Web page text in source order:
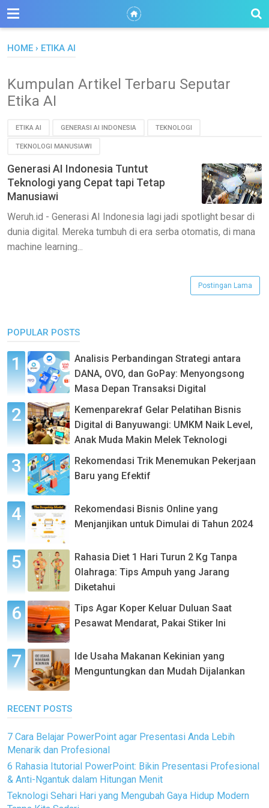
HOME › ETIKA AI
Kumpulan Artikel Terbaru Seputar
Etika AI
ETIKA AI GENERASI AI INDONESIA TEKNOLOGI
TEKNOLOGI MANUSIAWI
Generasi AI Indonesia Tuntut
Teknologi yang Cepat tapi Tetap
Manusiawi
Weruh.id - Generasi AI Indonesia lagi jadi spotlight besar di
dunia digital. Mereka tumbuh di era serba otomatis, di mana
machine learning...
Postingan Lama
POPULAR POSTS
Analisis Perbandingan Strategi antara
DANA, OVO, dan GoPay: Menyongsong
Masa Depan Transaksi Digital
Kemenparekraf Gelar Pelatihan Bisnis
Digital di Banyuwangi: UMKM Naik Level,
Anak Muda Makin Melek Teknologi
Rekomendasi Trik Menemukan Pekerjaan
Baru yang Efektif
Rekomendasi Bisnis Online yang
Menjanjikan untuk Dimulai di Tahun 2024
Rahasia Diet 1 Hari Turun 2 Kg Tanpa
Olahraga: Tips Ampuh yang Jarang
Diketahui
Tips Agar Koper Keluar Duluan Saat
Pesawat Mendarat, Pakai Stiker Ini
Ide Usaha Makanan Kekinian yang
Menguntungkan dan Mudah Dijalankan
RECENT POSTS
7 Cara Belajar PowerPoint agar Presentasi Anda Lebih
Menarik dan Profesional
6 Rahasia Itutorial PowerPoint: Bikin Presentasi Profesional
& Anti-Ngantuk dalam Hitungan Menit
Teknologi Sehari Hari yang Mengubah Gaya Hidup Modern